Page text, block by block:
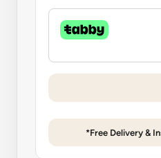
Free Delivery &